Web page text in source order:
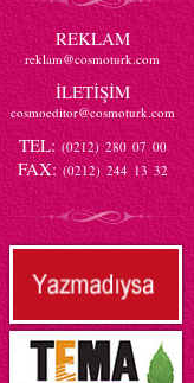
REKLAM
reklam@cosmoturk.com
İLETİŞİM
cosmoeditor@cosmoturk.com
TEL: (0212) 280 07 00
FAX: (0212) 244 13 32